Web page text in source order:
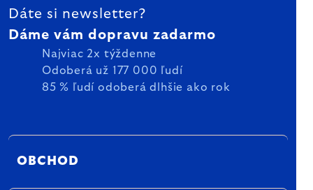
Dáte si newsletter?
Dáme vám dopravu zadarmo
Najviac 2x týždenne
Odoberá už 177 000 ľudí
85 % ľudí odoberá dlhšie ako rok
OBCHOD